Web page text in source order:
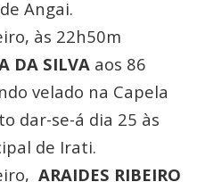
Angai.
às 22h50m
DA SILVA aos 86
velado na Capela
dar-se-á dia 25 às
de Irati.
ARAIDES RIBEIRO